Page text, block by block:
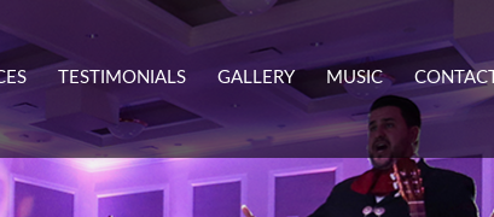
TESTIMONIALS GALLERY MUSIC